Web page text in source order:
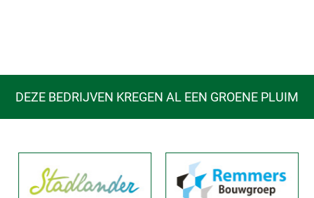
DEZE BEDRIJVEN KREGEN AL EEN GROENE PLUIM